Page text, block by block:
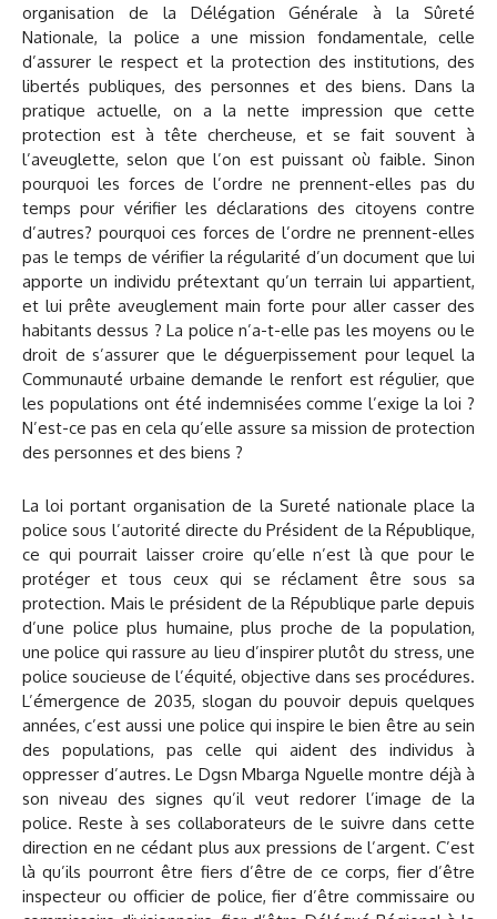
organisation de la Délégation Générale à la Sûreté
Nationale, la police a une mission fondamentale, celle
d’assurer le respect et la protection des institutions, des
libertés publiques, des personnes et des biens. Dans la
pratique actuelle, on a la nette impression que cette
protection est à tête chercheuse, et se fait souvent à
l’aveuglette, selon que l’on est puissant où faible. Sinon
pourquoi les forces de l’ordre ne prennent-elles pas du
temps pour vérifier les déclarations des citoyens contre
d’autres? pourquoi ces forces de l’ordre ne prennent-elles
pas le temps de vérifier la régularité d’un document que lui
apporte un individu prétextant qu’un terrain lui appartient,
et lui prête aveuglement main forte pour aller casser des
habitants dessus ? La police n’a-t-elle pas les moyens ou le
droit de s’assurer que le déguerpissement pour lequel la
Communauté urbaine demande le renfort est régulier, que
les populations ont été indemnisées comme l’exige la loi ?
N’est-ce pas en cela qu’elle assure sa mission de protection
des personnes et des biens ?
La loi portant organisation de la Sureté nationale place la
police sous l’autorité directe du Président de la République,
ce qui pourrait laisser croire qu’elle n’est là que pour le
protéger et tous ceux qui se réclament être sous sa
protection. Mais le président de la République parle depuis
d’une police plus humaine, plus proche de la population,
une police qui rassure au lieu d’inspirer plutôt du stress, une
police soucieuse de l’équité, objective dans ses procédures.
L’émergence de 2035, slogan du pouvoir depuis quelques
années, c’est aussi une police qui inspire le bien être au sein
des populations, pas celle qui aident des individus à
oppresser d’autres. Le Dgsn Mbarga Nguelle montre déjà à
son niveau des signes qu’il veut redorer l’image de la
police. Reste à ses collaborateurs de le suivre dans cette
direction en ne cédant plus aux pressions de l’argent. C’est
là qu’ils pourront être fiers d’être de ce corps, fier d’être
inspecteur ou officier de police, fier d’être commissaire ou